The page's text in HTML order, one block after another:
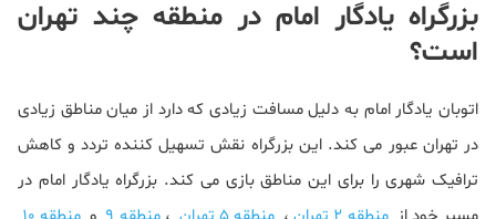
بزرگراه یادگار امام در منطقه چند تهران
است؟
اتوبان یادگار امام به دلیل مسافت زیادی که دارد از میان مناطق زیادی
در تهران عبور می کند. این بزرگراه نقش تسهیل کننده تردد و کاهش
ترافیک شهری را برای این مناطق بازی می کند. بزرگراه یادگار امام در